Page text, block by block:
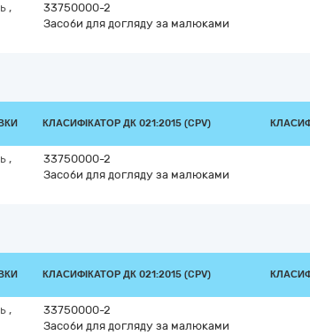
,
33750000-2
Засоби для догляду за малюками
КЛАСИФІКАТОР ДК 021:2015 (CPV)
,
33750000-2
Засоби для догляду за малюками
КЛАСИФІКАТОР ДК 021:2015 (CPV)
,
33750000-2
Засоби для догляду за малюками